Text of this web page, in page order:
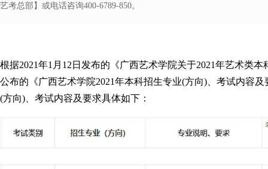
艺考总部】或电话咨询400-6789-850。
根据2021年1月12日发布的《广西艺术学院关于2021年艺术类
公布的《广西艺术学院2021年本科招生专业(方向)、考试内容
(方向)、考试内容及要求具体如下：